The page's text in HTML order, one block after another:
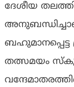
ദേശീയ
അനുബന്ധിച്ചാണ്
ബഹുമാനപ്പെട്ട
തത്സമയം